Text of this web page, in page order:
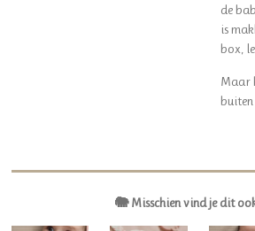
de
is
box,
Maar
🐘 Misschien vind je dit